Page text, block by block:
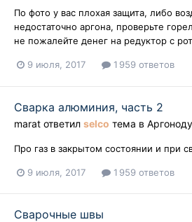
По фото у вас плохая защита, либо
недостаточно аргона, проверьте
не пожалейте денег на редуктор с
9 июля, 2017 1 959 ответов
Сварка алюминия, часть 2
marat ответил selco тема в
Про газ в закрытом состоянии и при
9 июля, 2017 1 959 ответов
Сварочные швы